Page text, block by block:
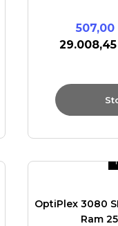
507,00
OptiPlex 3080
Ram